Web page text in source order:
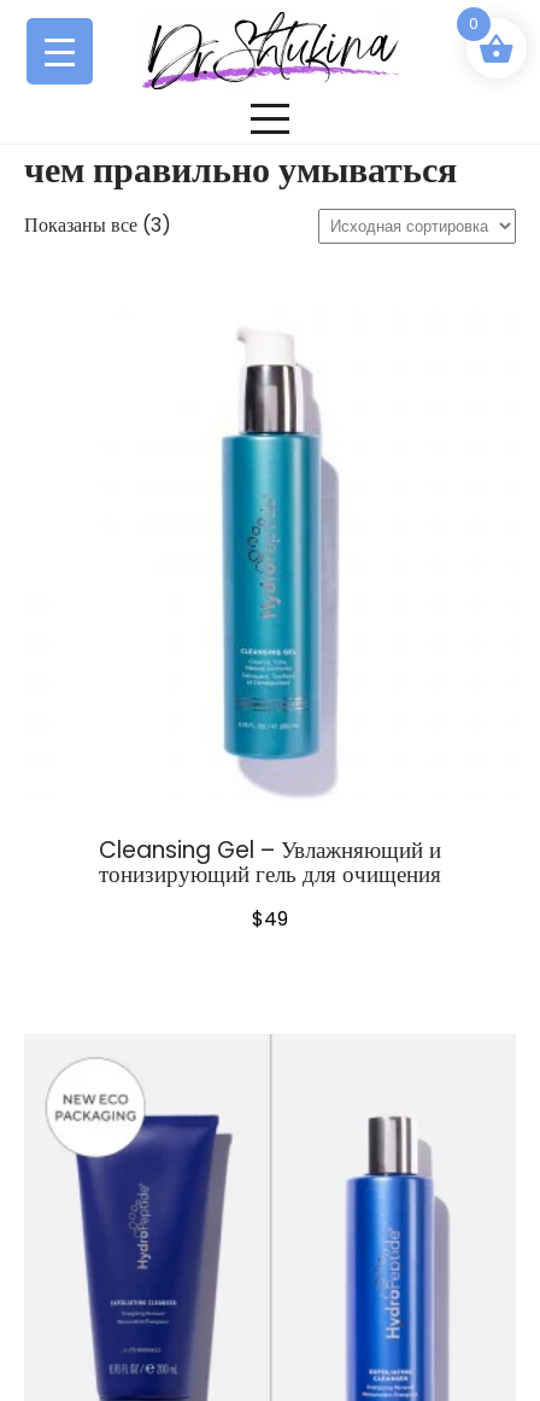
Перейти
содержимому
чем правильно умываться
Показаны все (3)
Cleansing Gel – Увлажняющий и
тонизирующий гель для очищения
$49
0